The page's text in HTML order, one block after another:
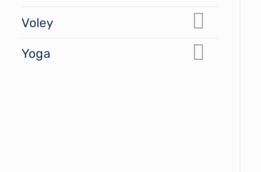
Voley
Yoga